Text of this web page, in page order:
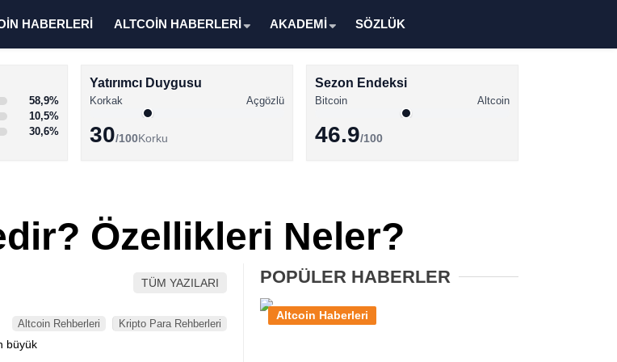
HABERLERİ ALTCOİN HABERLERİ AKADEMİ SÖZLÜK
58,9%
10,5%
30,6%
Yatırımcı Duygusu
Korkak Açgözlü
30/100Korku
Sezon Endeksi
Bitcoin Altcoin
46.9/100
Özellikleri Neler?
TÜM YAZILARI
Altcoin Rehberleri Kripto Para Rehberleri
POPÜLER HABERLER
Altcoin Haberleri